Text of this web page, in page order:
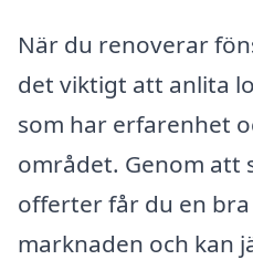
När du renoverar
det viktigt att anlita
som har erfarenhet
området. Genom att
offerter får du en
marknaden och kan